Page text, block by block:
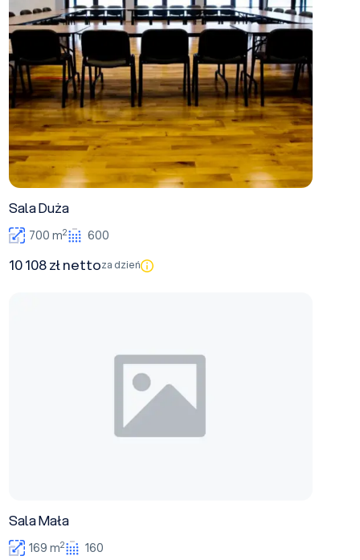
Sala Duża
700 m2 600
10 108 zł nettoza dzień
Sala Mała
169 m2 160